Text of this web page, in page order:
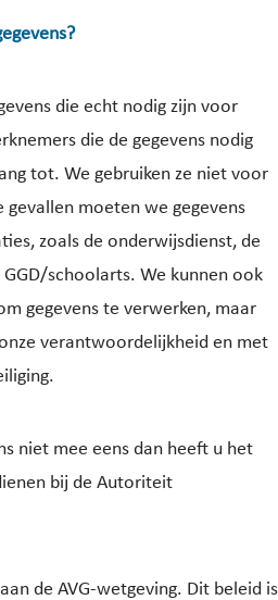
die echt nodig zijn voor
die de gegevens nodig
tot. We gebruiken ze niet voor
gevallen moeten we gegevens
zoals de onderwijsdienst, de
schoolarts. We kunnen ook
gegevens te verwerken, maar
verantwoordelijkheid en met
niet mee eens dan heeft u het
bij de Autoriteit
de AVG-wetgeving. Dit beleid is